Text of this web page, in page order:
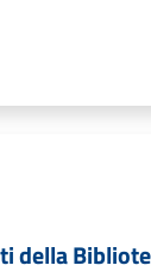
della